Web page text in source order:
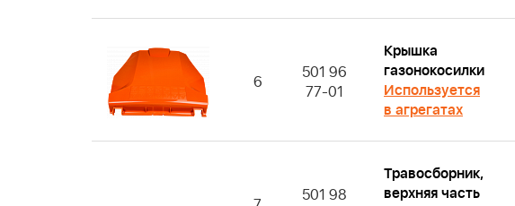
6
501 96
77-01
Крышка
газонокосилки
Используется
в агрегатах
501 98
Травосборник,
верхняя часть